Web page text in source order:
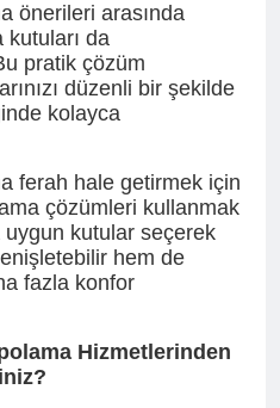
önerileri arasında
kutuları da
pratik çözüm
düzenli bir şekilde
kolayca
ferah hale getirmek için
çözümleri kullanmak
uygun kutular seçerek
hem de
fazla konfor
Hizmetlerinden